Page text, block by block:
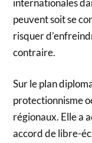
internationales
peuvent soit se
risquer
contraire.
Sur le plan
protectionnisme
régionaux. Elle a
accord de libre-